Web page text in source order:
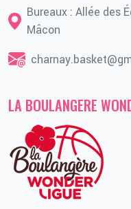
Bureaux : Allée des
Mâcon
LA BOULANGERE